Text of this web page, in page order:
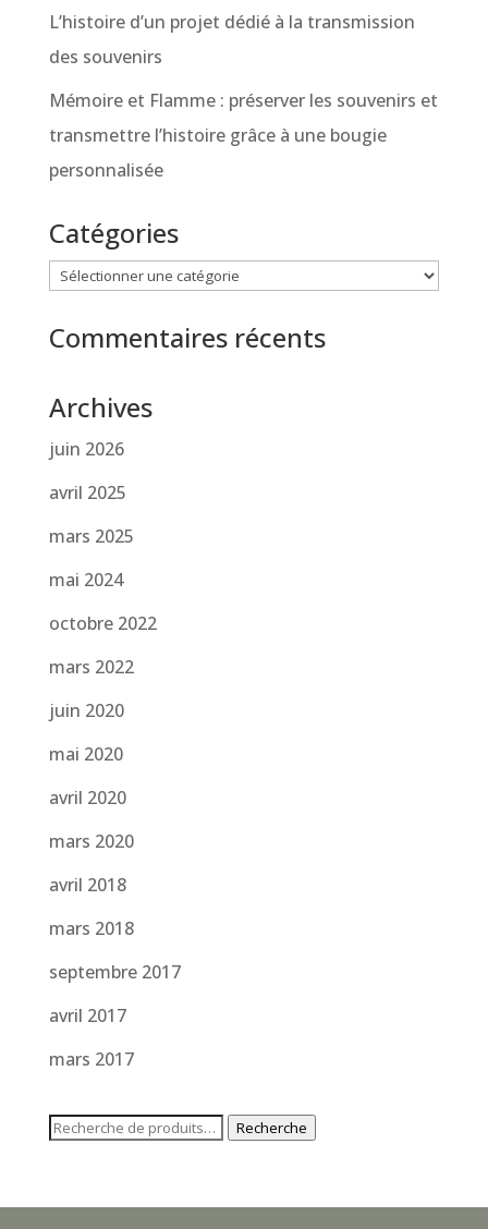
L’histoire d’un projet dédié à la transmission
des souvenirs
Mémoire et Flamme : préserver les souvenirs et
transmettre l’histoire grâce à une bougie
personnalisée
Catégories
Catégories
Commentaires récents
Archives
juin 2026
avril 2025
mars 2025
mai 2024
octobre 2022
mars 2022
juin 2020
mai 2020
avril 2020
mars 2020
avril 2018
mars 2018
septembre 2017
avril 2017
mars 2017
Recherche
Recherche